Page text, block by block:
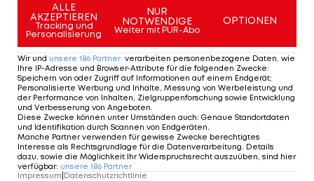
ALLE
AKZEPTIEREN
Tracking und
Personalisierung
NUR
NOTWENDIGE
Weiter mit PUR-Abo
OPTIONEN
Wir und unsere 186 Partner verarbeiten personenbezogene Daten, wie
Ihre IP-Adresse und Browser-Attribute für die folgenden Zwecke:
Speichern von oder Zugriff auf Informationen auf einem Endgerät;
Personalisierte Werbung und Inhalte, Messung von Werbeleistung und
der Performance von Inhalten, Zielgruppenforschung sowie Entwicklung
und Verbesserung von Angeboten.
Diese Zwecke können unter Umständen auch: Genaue Standortdaten
und Identifikation durch Scannen von Endgeräten.
Manche Partner verwenden für gewisse Zwecke berechtigtes
Interesse als Rechtsgrundlage für die Datenverarbeitung. Details
dazu, sowie die Möglichkeit Ihr Widerspruchsrecht auszuüben, sind hier
verfügbar: unsere 186 Partner
Impressum Datenschutzrichtlinie